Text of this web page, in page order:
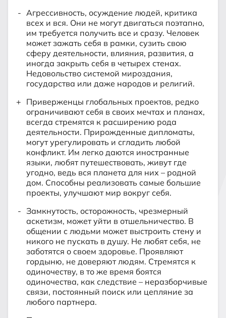
Агрессивность, осуждение людей, критика
всех и вся. Они не могут двигаться поэтапно,
им требуется получить все и сразу. Человек
может зажать себя в рамки, сузить свою
сферу деятельности, влияния, развития, а
иногда закрыть себя в четырех стенах.
Недовольство системой мироздания,
государства или даже народов и религий.
Приверженцы глобальных проектов, редко
ограничивают себя в своих мечтах и планах,
всегда стремятся к расширению рода
деятельности. Прирожденные дипломаты,
могут урегулировать и сгладить любой
конфликт. Им легко даются иностранные
языки, любят путешествовать, живут где
угодно, ведь вся планета для них – родной
дом. Способны реализовать самые большие
проекты, улучшают мир вокруг себя.
Замкнутость, осторожность, чрезмерный
аскетизм, может уйти в отшельничество. В
общении с людьми может выстроить стену и
никого не пускать в душу. Не любят себя, не
заботятся о своем здоровье. Проявляют
гордыню, не доверяют людям. Стремятся к
одиночеству, в то же время боятся
одиночества, как следствие – неразборчивые
связи, постоянный поиск или цепляние за
любого партнера.